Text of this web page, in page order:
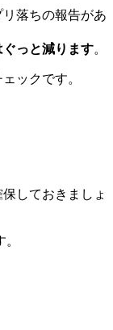
落ちの報告があ
っと減ります。
ックです。
しておきましょ